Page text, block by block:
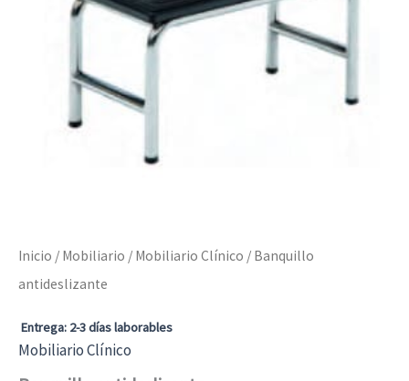
Inicio / Mobiliario / Mobiliario Clínico / Banquillo
antideslizante
Entrega: 2-3 días laborables
Mobiliario Clínico